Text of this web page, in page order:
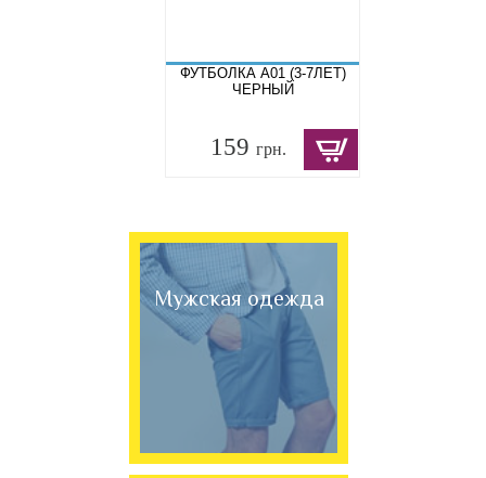
ФУТБОЛКА A01 (3-7ЛЕТ)
ЧЕРНЫЙ
159 грн.
Мужская одежда